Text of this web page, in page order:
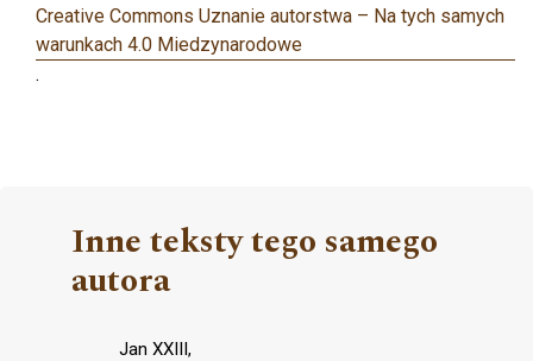
Creative Commons Uznanie autorstwa – Na tych samych
warunkach 4.0 Miedzynarodowe
.
Inne teksty tego samego
autora
Jan XXIII,